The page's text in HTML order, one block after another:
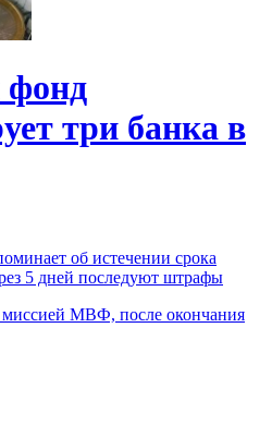
фонд
три банка в
об истечении срока
5 дней последуют штрафы
миссией МВФ, после окончания